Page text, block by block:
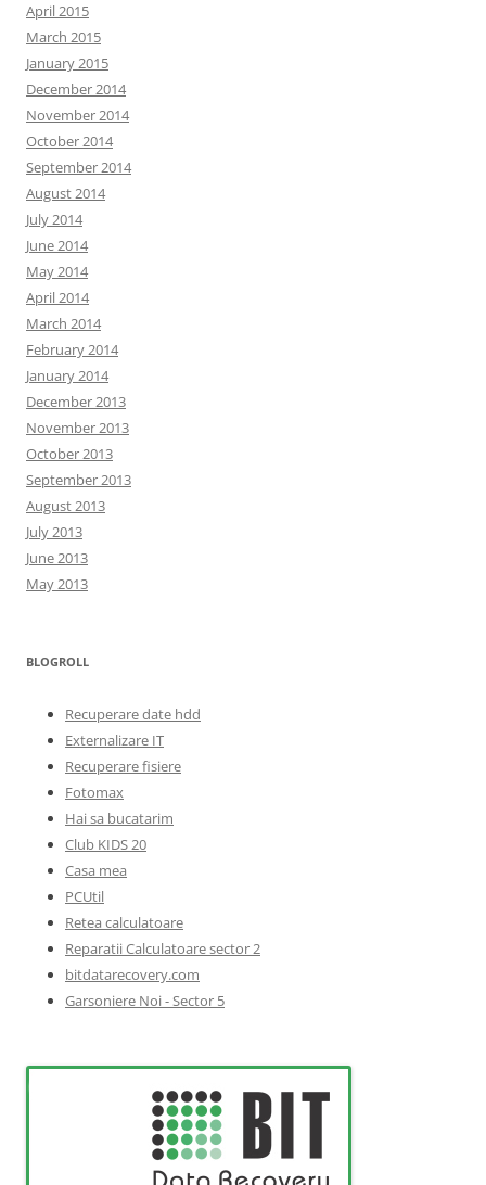
April 2015
March 2015
January 2015
December 2014
November 2014
October 2014
September 2014
August 2014
July 2014
June 2014
May 2014
April 2014
March 2014
February 2014
January 2014
December 2013
November 2013
October 2013
September 2013
August 2013
July 2013
June 2013
May 2013
BLOGROLL
Recuperare date hdd
Externalizare IT
Recuperare fisiere
Fotomax
Hai sa bucatarim
Club KIDS 20
Casa mea
PCUtil
Retea calculatoare
Reparatii Calculatoare sector 2
bitdatarecovery.com
Garsoniere Noi - Sector 5